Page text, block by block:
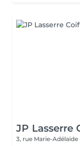
JP Lasserre
3, rue Marie-Adélaïde